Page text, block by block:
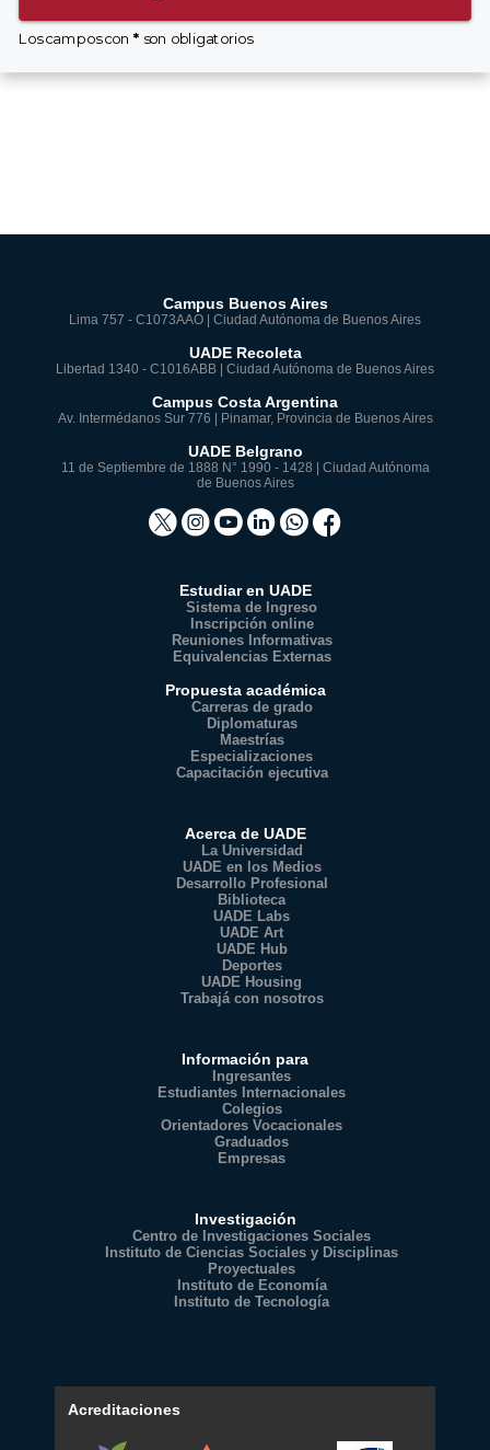
Los campos con * son obligatorios
Campus Buenos Aires
Lima 757 - C1073AAO | Ciudad Autónoma de Buenos Aires
UADE Recoleta
Libertad 1340 - C1016ABB | Ciudad Autónoma de Buenos Aires
Campus Costa Argentina
Av. Intermédanos Sur 776 | Pinamar, Provincia de Buenos Aires
UADE Belgrano
11 de Septiembre de 1888 N° 1990 - 1428 | Ciudad Autónoma
de Buenos Aires
Estudiar en UADE
Sistema de Ingreso
Inscripción online
Reuniones Informativas
Equivalencias Externas
Propuesta académica
Carreras de grado
Diplomaturas
Maestrías
Especializaciones
Capacitación ejecutiva
Acerca de UADE
La Universidad
UADE en los Medios
Desarrollo Profesional
Biblioteca
UADE Labs
UADE Art
UADE Hub
Deportes
UADE Housing
Trabajá con nosotros
Información para
Ingresantes
Estudiantes Internacionales
Colegios
Orientadores Vocacionales
Graduados
Empresas
Investigación
Centro de Investigaciones Sociales
Instituto de Ciencias Sociales y Disciplinas
Proyectuales
Instituto de Economía
Instituto de Tecnología
Acreditaciones